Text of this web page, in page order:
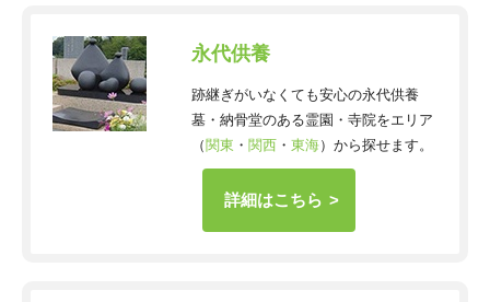
永代供養
跡継ぎがいなくても安心の永代供養
墓・納骨堂のある霊園・寺院をエリア
（ 関東 ・ 関西・ 東海）から探せます。
詳細はこちら